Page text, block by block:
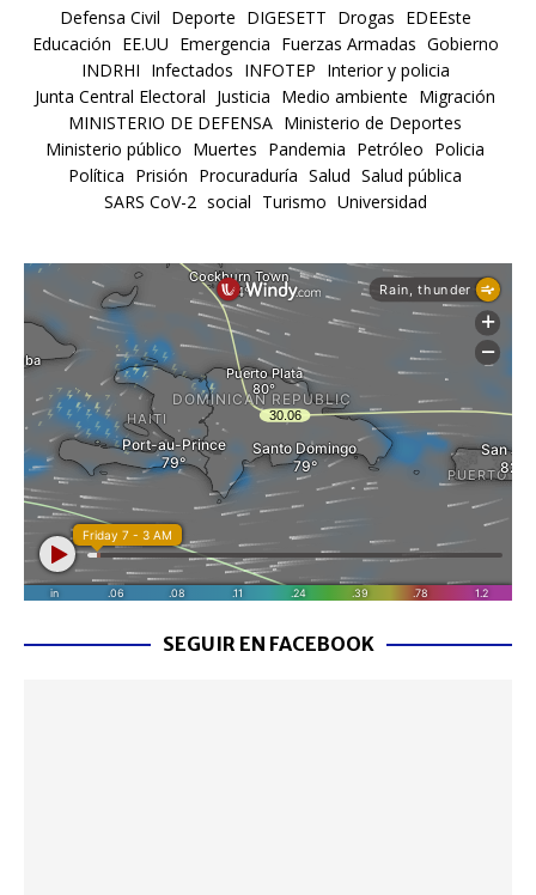
Defensa Civil Deporte DIGESETT Drogas EDEEste
Educación EE.UU Emergencia Fuerzas Armadas Gobierno
INDRHI Infectados INFOTEP Interior y policia
Junta Central Electoral Justicia Medio ambiente Migración
MINISTERIO DE DEFENSA Ministerio de Deportes
Ministerio público Muertes Pandemia Petróleo Policia
Política Prisión Procuraduría Salud Salud pública
SARS CoV-2 social Turismo Universidad
SEGUIR EN FACEBOOK